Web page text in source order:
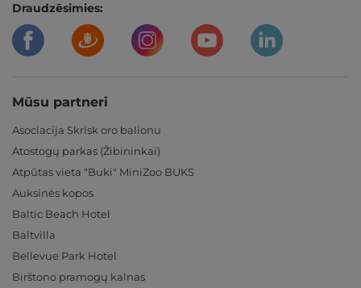
Draudzēsimies:
Mūsu partneri
Asociacija Skrisk oro balionu
Atostogų parkas (Žibininkai)
Atpūtas vieta "Buki" MiniZoo BUKS
Auksinės kopos
Baltic Beach Hotel
Baltvilla
Bellevue Park Hotel
Birštono pramogų kalnas